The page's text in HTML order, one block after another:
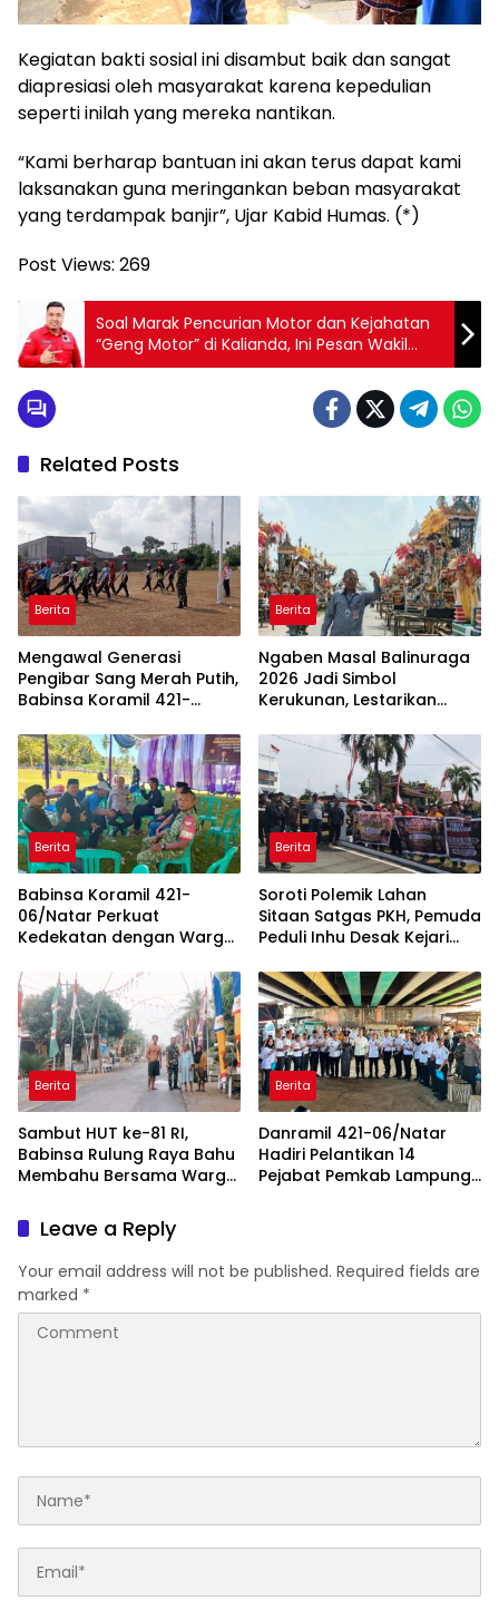
Kegiatan bakti sosial ini disambut baik dan sangat
diapresiasi oleh masyarakat karena kepedulian
seperti inilah yang mereka nantikan.
“Kami berharap bantuan ini akan terus dapat kami
laksanakan guna meringankan beban masyarakat
yang terdampak banjir”, Ujar Kabid Humas. (*)
Post Views: 269
Soal Marak Pencurian Motor dan Kejahatan
“Geng Motor” di Kalianda, Ini Pesan Wakil
Ketua I DPRD Lamsel Merik Havit
Related Posts
Berita
Mengawal Generasi
Pengibar Sang Merah Putih,
Babinsa Koramil 421-
Paskibra di Dua
Kecamatan Jelang HUT RI
ke-81
Berita
Ngaben Masal Balinuraga
2026 Jadi Simbol
Kerukunan, Lestarikan
Pariwisata Lampung
Selatan
Berita
Babinsa Koramil 421-
06/Natar Perkuat
Kedekatan dengan Warga
Sinergi di Natar dan
Tegineneng
Berita
Soroti Polemik Lahan
Sitaan Satgas PKH, Pemuda
Peduli Inhu Desak Kejari
PAS
Berita
Sambut HUT ke-81 RI,
Babinsa Rulung Raya Bahu
Membahu Bersama Warga
Berita
Danramil 421-06/Natar
Hadiri Pelantikan 14
Pejabat Pemkab Lampung
Leave a Reply
Your email address will not be published. Required fields are
marked *